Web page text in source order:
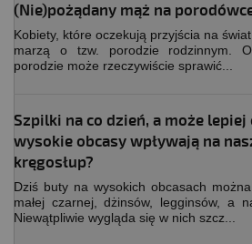
(Nie)pożądany mąż na
Kobiety, które oczekują przyjścia na
marzą o tzw. porodzie rodzinnym.
porodzie może rzeczywiście sprawić...
Szpilki na co dzień, a może lepiej
wysokie obcasy wpływają na
kręgosłup?
Dziś buty na wysokich obcasach
małej czarnej, dżinsów, legginsów, a
Niewątpliwie wygląda się w nich szcz...